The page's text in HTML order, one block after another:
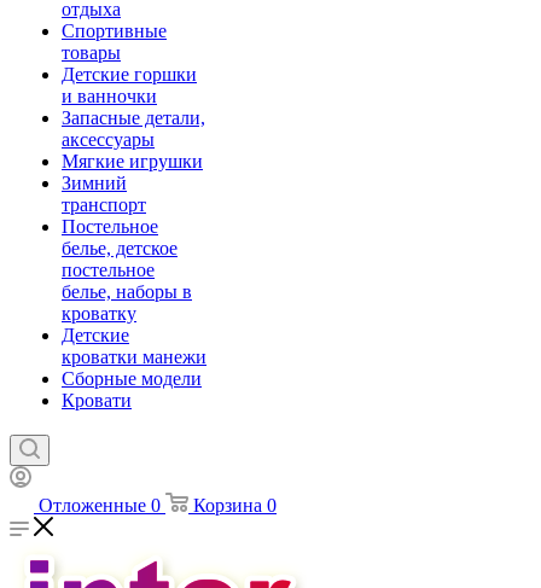
отдыха
Спортивные
товары
Детские горшки
и ванночки
Запасные детали,
аксессуары
Мягкие игрушки
Зимний
транспорт
Постельное
белье, детское
постельное
белье, наборы в
кроватку
Детские
кроватки манежи
Сборные модели
Кровати
Отложенные 0 Корзина 0